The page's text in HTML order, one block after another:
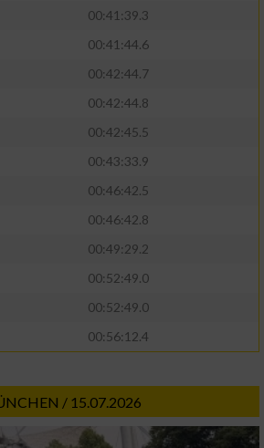
00:41:39.3
00:41:44.6
00:42:44.7
00:42:44.8
00:42:45.5
00:43:33.9
00:46:42.5
00:46:42.8
00:49:29.2
00:52:49.0
00:52:49.0
00:56:12.4
/ 15.07.2026